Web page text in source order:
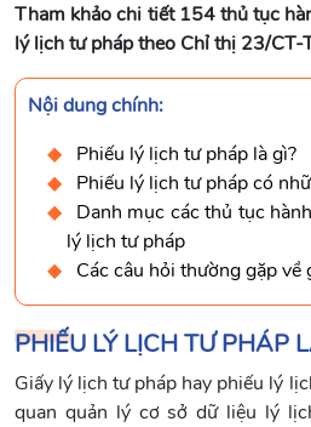
Tham khảo chi tiết 154 thủ tục
lý lịch tư pháp theo Chỉ thị 23/CT-
Nội dung chính:
Phiếu lý lịch tư pháp là gì?
Phiếu lý lịch tư pháp có
Danh mục các thủ tục
lý lịch tư pháp
Các câu hỏi thường gặp
PHIẾU LÝ LỊCH TƯ PHÁP
Giấy lý lịch tư pháp hay phiếu lý
quan quản lý cơ sở dữ liệu lý